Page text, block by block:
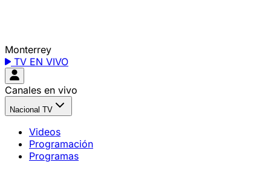
Monterrey
TV EN VIVO
Canales en vivo
Nacional TV
Videos
Programación
Programas